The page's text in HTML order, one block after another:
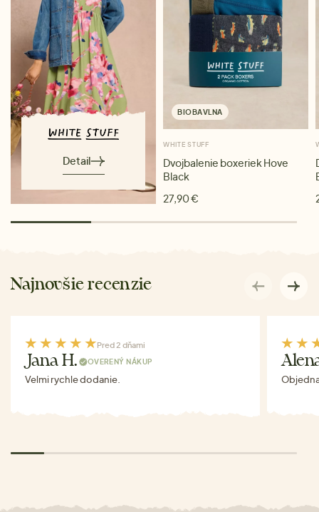
Detail
BIOBAVLNA
WHITE STUFF
Dvojbalenie boxeriek Hove
Black
27,90 €
Najnovšie recenzie
Pred 2 dňami
Jana H. OVERENÝ NÁKUP
Velmi rychle dodanie.